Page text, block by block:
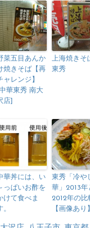
菜五目あんか
焼きそば【再
ャレンジ】
華東秀 南大
店]
上海焼きそ
東秀
華丼には、い
っぱいお酢を
けて食べま
。
東秀「冷や
華」2013年
2012年の比
【画像あり】